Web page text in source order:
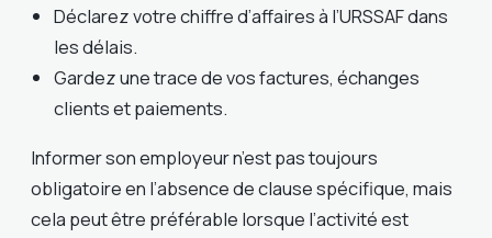
Déclarez votre chiffre d’affaires à l’URSSAF dans
les délais.
Gardez une trace de vos factures, échanges
clients et paiements.
Informer son employeur n’est pas toujours
obligatoire en l’absence de clause spécifique, mais
cela peut être préférable lorsque l’activité est